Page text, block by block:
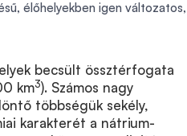
élőhelyekben igen
becsült össztérfogata
km3). Számos nagy
többségük sekély,
karakterét a nátrium-